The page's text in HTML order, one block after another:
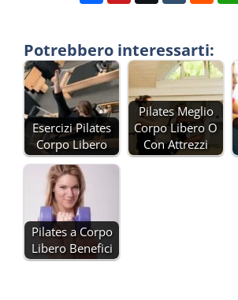
Potrebbero interessarti:
Esercizi Pilates
Corpo Libero
Pilates Meglio
Corpo Libero O
Con Attrezzi
Pilates a Corpo
Libero Benefici